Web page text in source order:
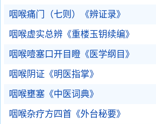
咽喉痛门（七则）《辨证录》
咽喉虚实总辨《重楼玉钥续编》
咽喉噎塞口开目瞪《医学纲目》
咽喉阴证《明医指掌》
咽喉壅塞《中医词典》
咽喉杂疗方四首《外台秘要》